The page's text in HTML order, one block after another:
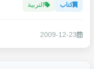
كتاب التربية
2009-12-23